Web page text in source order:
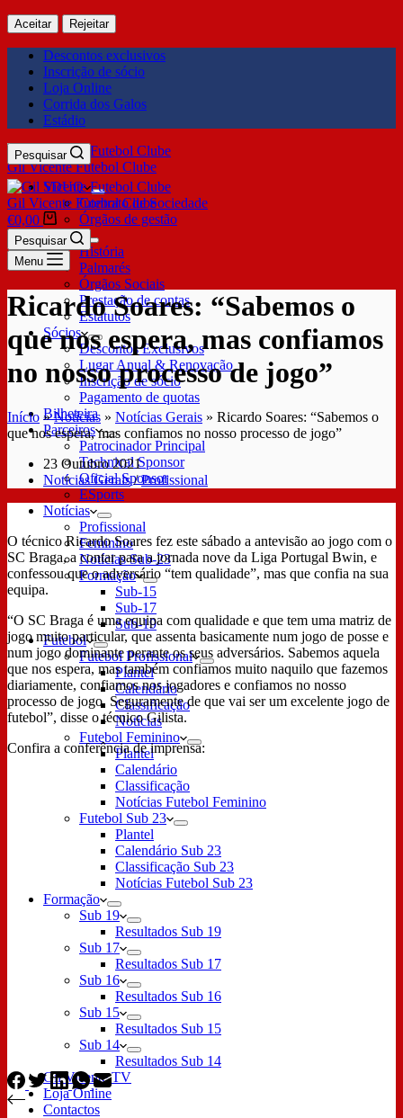
Aceitar Rejeitar
Descontos exclusivos
Inscrição de sócio
Loja Online
Corrida dos Galos
Estádio
Gil Vicente Futebol Clube
Pesquisar
SDUQ
Contrato de Sociedade
Órgãos de gestão
Clube
História
Palmarés
Órgãos Sociais
Prestação de contas
Estatutos
Sócios
Descontos Exclusivos
Lugar Anual & Renovação
Inscrição de sócio
Pagamento de quotas
Bilheteira
Parceiros
Patrocinador Principal
Technical Sponsor
Oficial Sponsor
ESports
Notícias
Profissional
Feminino
Notícias Sub-23
Formação
Sub-15
Sub-17
Sub-19
Futebol
Futebol Profissional
Plantel
Calendário
Classificação
Notícias
Futebol Feminino
Plantel
Calendário
Classificação
Notícias Futebol Feminino
Futebol Sub 23
Plantel
Calendário Sub 23
Classificação Sub 23
Notícias Futebol Sub 23
Formação
Sub 19
Resultados Sub 19
Sub 17
Resultados Sub 17
Sub 16
Resultados Sub 16
Sub 15
Resultados Sub 15
Sub 14
Resultados Sub 14
Gil Vicente TV
Loja Online
Contactos
Gil Vicente Futebol Clube
€0,00
Pesquisar
Menu
Ricardo Soares: “Sabemos o
que nos espera, mas confiamos
no nosso processo de jogo”
Início »Notícias » Notícias Gerais » Ricardo Soares: “Sabemos o
que nos espera, mas confiamos no nosso processo de jogo”
23 Outubro 2021
Notícias Gerais/Profissional
O técnico Ricardo Soares fez este sábado a antevisão ao jogo com o
SC Braga, a contar para a jornada nove da Liga Portugal Bwin, e
confessou que o adversário “tem qualidade”, mas que confia na sua
equipa.
“O SC Braga é uma equipa com qualidade e que tem uma matriz de
jogo muito particular, que assenta basicamente num jogo de posse e
num jogo dominante perante os seus adversários. Sabemos aquela
que nos espera, mas também confiamos muito naquilo que fazemos
diariamente, confiamos nos jogadores e confiamos no nosso
processo de jogo. Seguramente de que vai ser um excelente jogo de
futebol”, disse o técnico Gilista.
Confira a conferência de imprensa: